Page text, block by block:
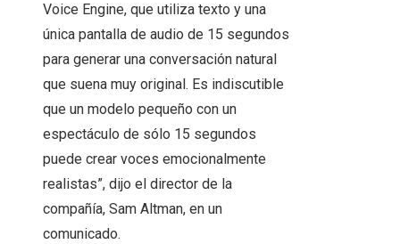
Voice Engine, que utiliza texto y una
única pantalla de audio de 15 segundos
para generar una conversación natural
que suena muy original. Es indiscutible
que un modelo pequeño con un
espectáculo de sólo 15 segundos
puede crear voces emocionalmente
realistas”, dijo el director de la
compañía, Sam Altman, en un
comunicado.